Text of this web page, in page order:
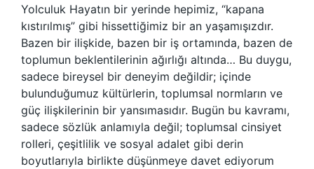
Yolculuk Hayatın bir yerinde hepimiz, “kapana
kıstırılmış” gibi hissettiğimiz bir an yaşamışızdır.
Bazen bir ilişkide, bazen bir iş ortamında, bazen de
toplumun beklentilerinin ağırlığı altında… Bu duygu,
sadece bireysel bir deneyim değildir; içinde
bulunduğumuz kültürlerin, toplumsal normların ve
güç ilişkilerinin bir yansımasıdır. Bugün bu kavramı,
sadece sözlük anlamıyla değil; toplumsal cinsiyet
rolleri, çeşitlilik ve sosyal adalet gibi derin
boyutlarıyla birlikte düşünmeye davet ediyorum